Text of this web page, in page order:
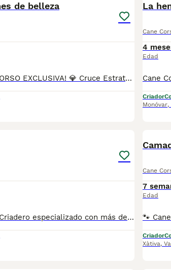
para obtener
de belleza
💎 ¡NUEVA CAMADA DE CANE CORSO EXCLUSIVA! 💎 Cruce Estratégico Internacional: Potencia y elegancia combinando la mejor sangre americana, brasileña y europea. 🧬 Genética de Campeones Padre: Magnus Cane Di Visnadi (Hijo del Campeón Brasileño 2026 Eros y nieto del Vicecampeón Mundial Joven Charles Ceolin). Madre: Selección de las líneas europeas más laureadas (Porolissum, Dacu-Liber y Castleguard). 🛡️ Máxima Guarantee Sanitaria y Legal 📜 Pedigree Oficial LOE (RSCE). 🧬 Certificado de ADN de filiación. 💉 Cartilla sanitaria (vacunados y desparasitados). 📍 Microchip homologado.
La
Cane
4
Edad
Criador
Monóvar,
Cane Corso hembra gris LOE – Criadero especializado con más de 15 años de experiencia 🐾 Preciosa hembra de Cane Corso de color gris disponible. Somos un criadero especializado en la raza Cane Corso, con más de 15 años de experiencia y dedicación a la selección y crianza responsable. Nuestra cachorra se entrega con toda la documentación oficial: ✅ Pedigrí oficial LOE (RSCE) ✅ Microchip identificado ✅ Pasaporte veterinario europeo ✅ Vacunas correspondientes a su edad (la próxima vacunación será dentro de un año) ✅ Desparasitaciones realizadas según su edad ✅ Certificado veterinario de salud La cachorra crece en un entorno familiar, con cuidados diarios, atención veterinaria y una correcta socialización desde pequeña. Ofrecemos asesoramiento a nuestros clientes antes y después de la entrega del cachorro, acompañando a las familias durante toda la vida del perro. Si buscas una Cane Corso con garantías, excelente procedencia y documentación oficial, estaremos encantados de darte más información, fotos y vídeos. 📩 WhatsApp: 34 607 26 87 12
Cane
7
Edad
Criador
Xàtiva,